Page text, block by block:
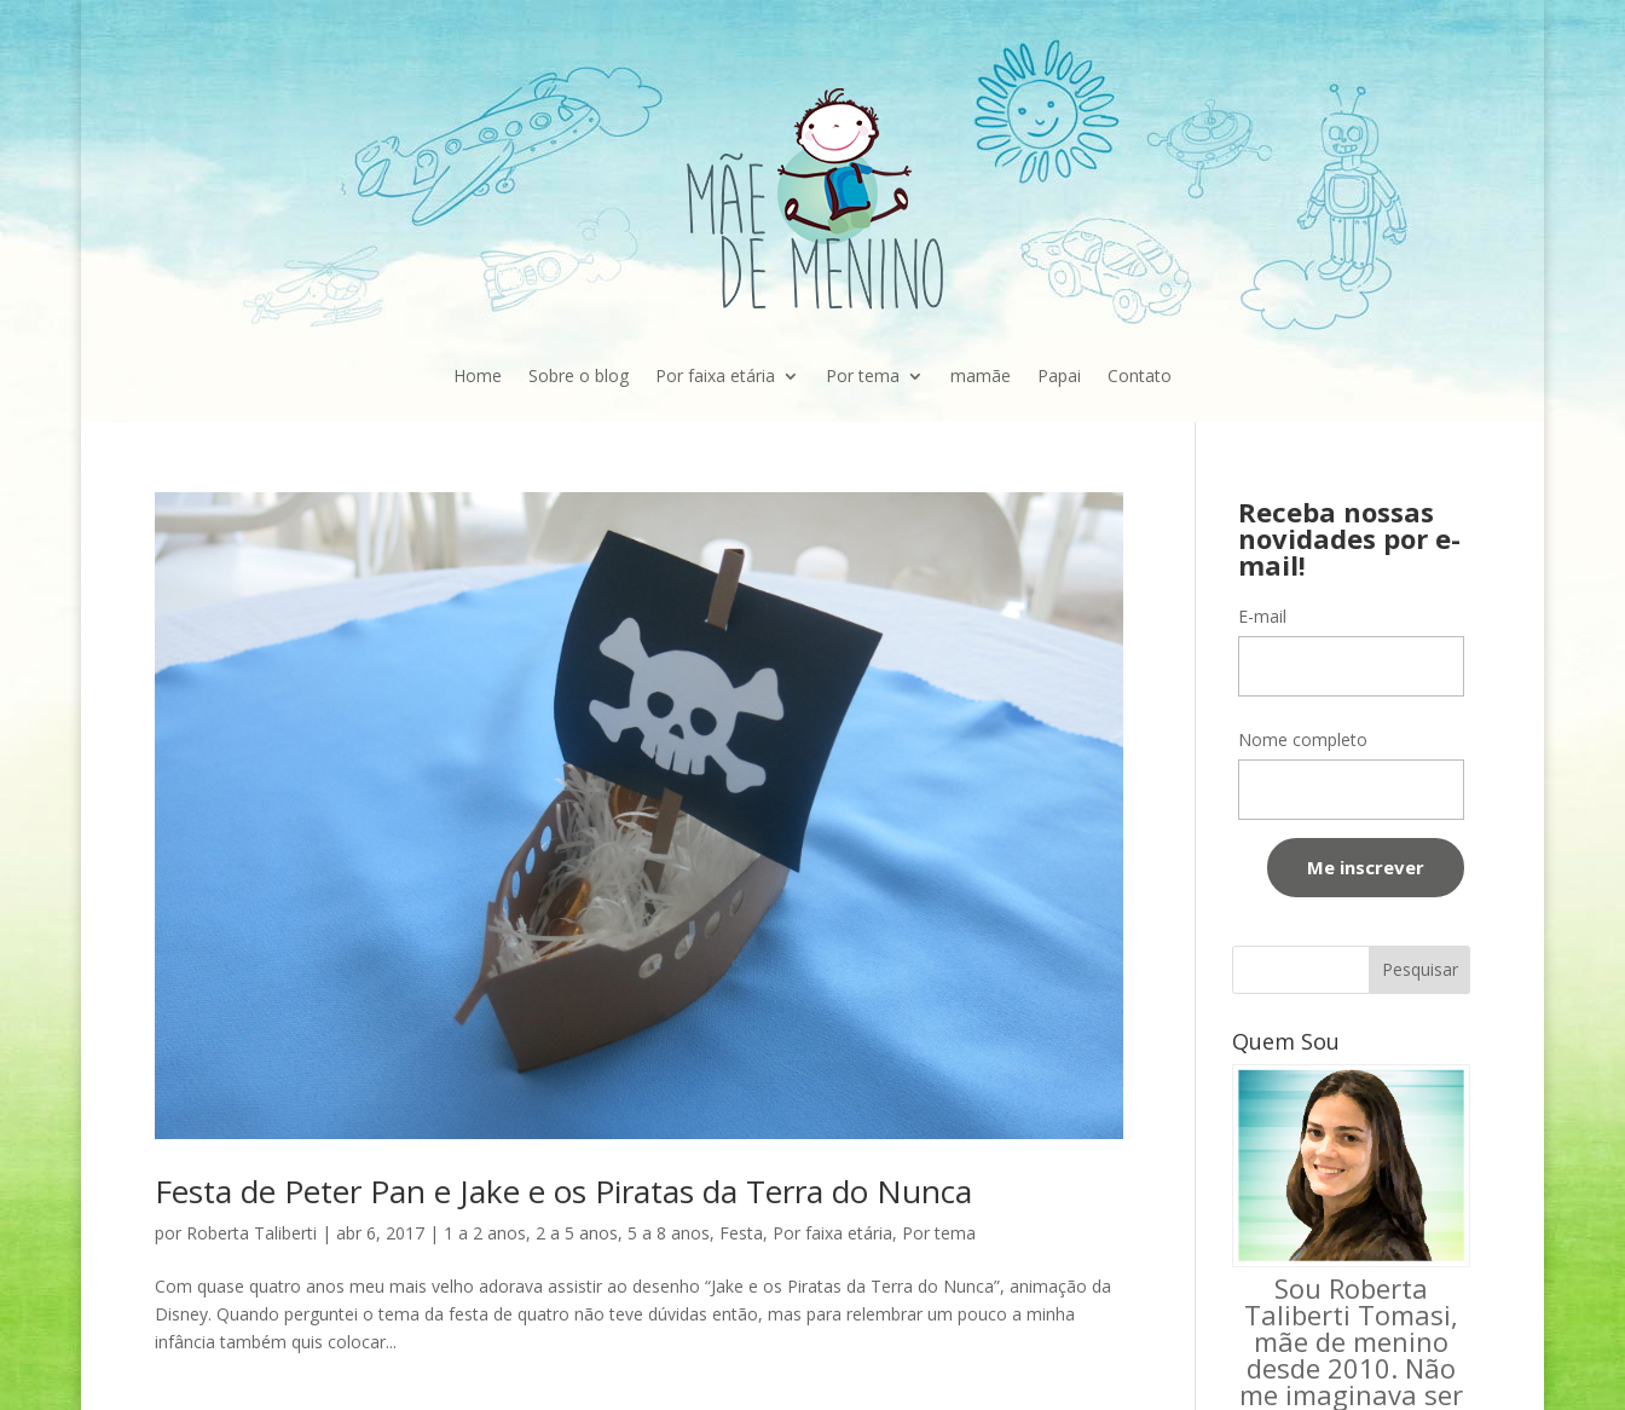
Home Sobre o blog Por faixa etária Por tema mamãe Papai Contato
Festa de Peter Pan e Jake e os Piratas da Terra do Nunca
por Roberta Taliberti | abr 6, 2017| 1 a 2 anos, 2 a 5 anos, 5 a 8 anos, Festa, Por faixa etária, Por tema
Com quase quatro anos meu mais velho adorava assistir ao desenho “Jake e os Piratas da Terra do Nunca”, animação da
Disney. Quando perguntei o tema da festa de quatro não teve dúvidas então, mas para relembrar um pouco a minha
infância também quis colocar...
Receba nossas
novidades por e-
mail!
E-mail
Nome completo
Quem Sou
Sou Roberta
Taliberti Tomasi,
mãe de menino
desde 2010. Não
me imaginava ser